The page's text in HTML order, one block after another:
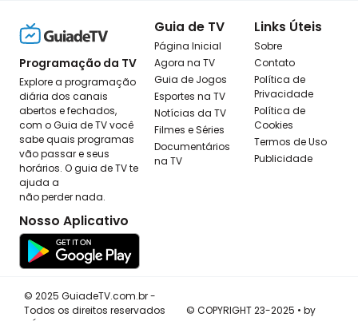
Programação da TV
Explore a programação
diária dos canais
abertos e fechados,
com o Guia de TV você
sabe quais programas
vão passar e seus
horários. O guia de TV te
ajuda a
não perder nada.
Nosso Aplicativo
Guia de TV
Página Inicial
Agora na TV
Guia de Jogos
Esportes na TV
Notícias da TV
Filmes e Séries
Documentários
na TV
Links Úteis
Sobre
Contato
Política de
Privacidade
Política de
Cookies
Termos de Uso
Publicidade
© 2025 GuiadeTV.com.br -
Todos os direitos reservados
© COPYRIGHT 23-2025 • by